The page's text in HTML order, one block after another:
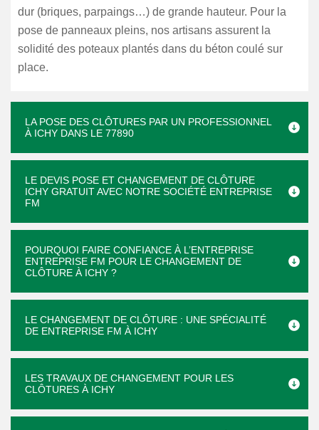
dur (briques, parpaings…) de grande hauteur. Pour la
pose de panneaux pleins, nos artisans assurent la
solidité des poteaux plantés dans du béton coulé sur
place.
LA POSE DES CLÔTURES PAR UN PROFESSIONNEL
À ICHY DANS LE 77890
LE DEVIS POSE ET CHANGEMENT DE CLÔTURE
ICHY GRATUIT AVEC NOTRE SOCIÉTÉ ENTREPRISE
FM
POURQUOI FAIRE CONFIANCE À L’ENTREPRISE
ENTREPRISE FM POUR LE CHANGEMENT DE
CLÔTURE À ICHY ?
LE CHANGEMENT DE CLÔTURE : UNE SPÉCIALITÉ
DE ENTREPRISE FM À ICHY
LES TRAVAUX DE CHANGEMENT POUR LES
CLÔTURES À ICHY